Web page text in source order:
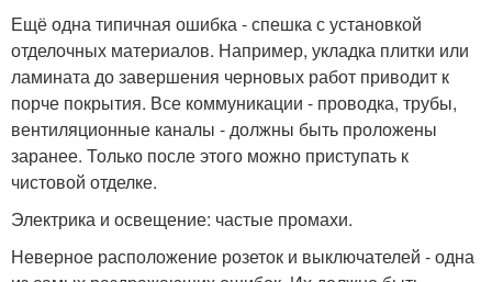
Ещё одна типичная ошибка - спешка с установкой
отделочных материалов. Например, укладка плитки или
ламината до завершения черновых работ приводит к
порче покрытия. Все коммуникации - проводка, трубы,
вентиляционные каналы - должны быть проложены
заранее. Только после этого можно приступать к
чистовой отделке.
Электрика и освещение: частые промахи.
Неверное расположение розеток и выключателей - одна